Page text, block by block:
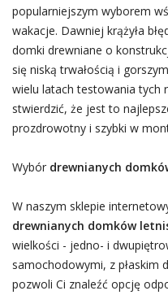
popularniejszym wyborem
wakacje. Dawniej krążyła
domki drewniane o
się niską trwałością i
wielu latach testowania tych
stwierdzić, że jest to
prozdrowotny i szybki w
Wybór drewnianych
W naszym sklepie
drewnianych domków
wielkości - jedno- i
samochodowymi, z płaskim
pozwoli Ci znaleźć opcję